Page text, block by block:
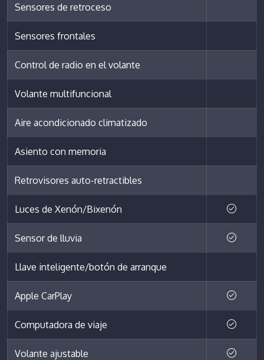
Sensores de retroceso
Sensores frontales
Control de radio en el volante
Volante multifuncional
Aire acondicionado climatizado
Asiento con memoria
Retrovisores auto-retractibles
Luces de Xenón/Bixenón
Sensor de lluvia
Llave inteligente/botón de arranque
Apple CarPlay
Computadora de viaje
Volante ajustable